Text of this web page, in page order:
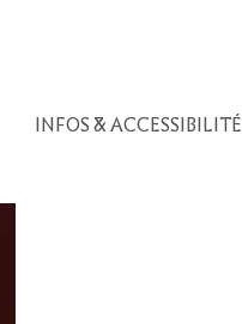
INFOS & ACCESSIBILITÉ